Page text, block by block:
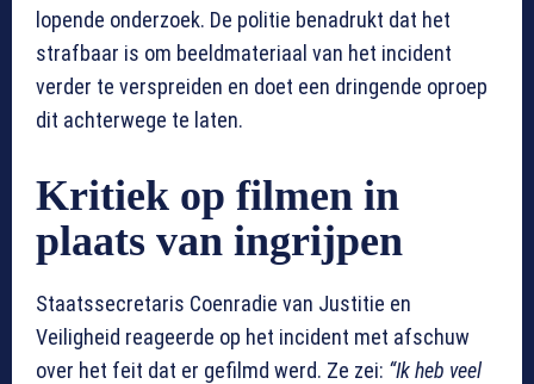
lopende onderzoek. De politie benadrukt dat het
strafbaar is om beeldmateriaal van het incident
verder te verspreiden en doet een dringende oproep
dit achterwege te laten.
Kritiek op filmen in
plaats van ingrijpen
Staatssecretaris Coenradie van Justitie en
Veiligheid reageerde op het incident met afschuw
over het feit dat er gefilmd werd. Ze zei: “Ik heb veel